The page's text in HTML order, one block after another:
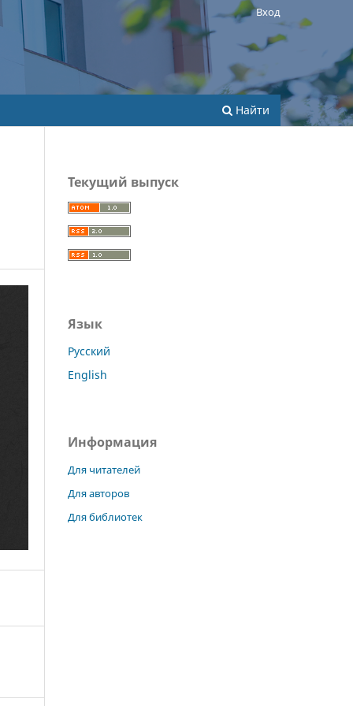
Найти
Вход
Текущий выпуск
Язык
Русский
English
Информация
Для читателей
Для авторов
Для библиотек